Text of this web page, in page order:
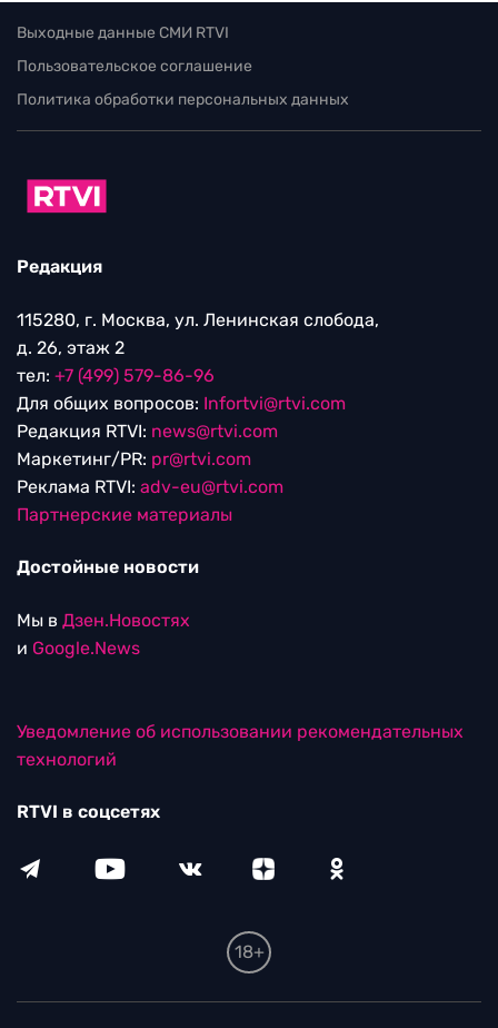
Выходные данные СМИ RTVI
Пользовательское соглашение
Политика обработки персональных данных
Редакция
115280, г. Москва, ул. Ленинская слобода,
д. 26, этаж 2
тел: +7 (499) 579-86-96
Для общих вопросов: Infortvi@rtvi.com
Редакция RTVI: news@rtvi.com
Маркетинг/PR: pr@rtvi.com
Реклама RTVI: adv-eu@rtvi.com
Партнерские материалы
Достойные новости
Мы в Дзен.Новостях
и Google.News
Уведомление об использовании рекомендательных
технологий
RTVI в соцсетях
18+